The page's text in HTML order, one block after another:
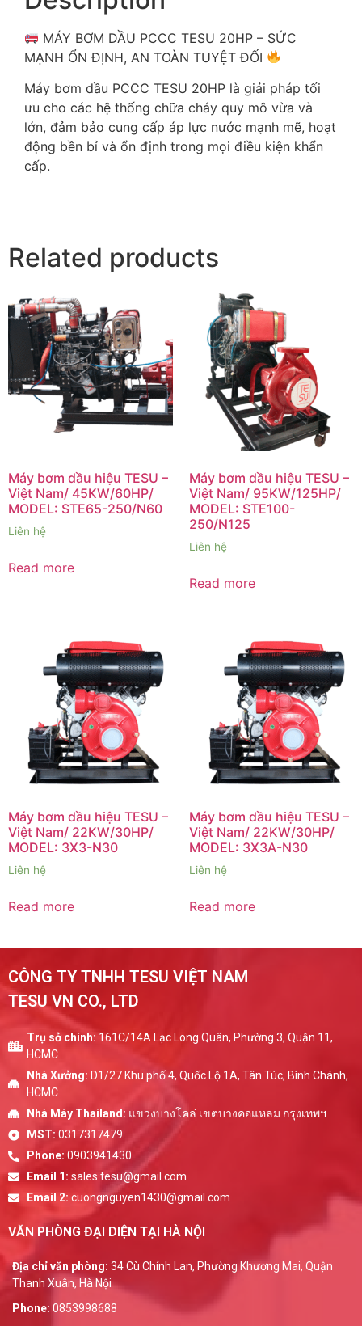
MÁY BƠM DẦU PCCC TESU 20HP – SỨC
MẠNH ỔN ĐỊNH, AN TOÀN TUYỆT ĐỐI
Máy bơm dầu PCCC TESU 20HP là giải pháp tối
ưu cho các hệ thống chữa cháy quy mô vừa và
lớn, đảm bảo cung cấp áp lực nước mạnh mẽ, hoạt
động bền bỉ và ổn định trong mọi điều kiện khẩn
cấp.
Related products
Máy bơm dầu hiệu TESU –
Việt Nam/ 45KW/60HP/
MODEL: STE65-250/N60
Liên hệ
Read more
Máy bơm dầu hiệu TESU –
Việt Nam/ 95KW/125HP/
MODEL: STE100-
250/N125
Liên hệ
Read more
Máy bơm dầu hiệu TESU –
Việt Nam/ 22KW/30HP/
MODEL: 3X3-N30
Liên hệ
Read more
Máy bơm dầu hiệu TESU –
Việt Nam/ 22KW/30HP/
MODEL: 3X3A-N30
Liên hệ
Read more
CÔNG TY TNHH TESU VIỆT NAM
TESU VN CO., LTD
Trụ sở chính: 161C/14A Lạc Long Quân, Phường 3, Quận 11,
HCMC
Nhà Xưởng: D1/27 Khu phố 4, Quốc Lộ 1A, Tân Túc, Bình Chánh,
HCMC
Nhà Máy Thailand: แขวงบางโคล่ เขตบางคอแหลม กรุงเทพฯ
MST: 0317317479
Phone: 0903941430
Email 1: sales.tesu@gmail.com
Email 2: cuongnguyen1430@gmail.com
VĂN PHÒNG ĐẠI DIỆN TẠI HÀ NỘI
Địa chỉ văn phòng: 34 Cù Chính Lan, Phường Khương Mai, Quận
Thanh Xuân, Hà Nội
Phone: 0853998688